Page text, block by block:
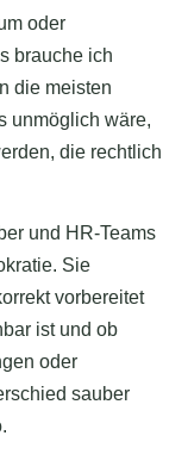
oder
brauche ich
die meisten
unmöglich wäre,
die rechtlich
und HR-Teams
Sie
vorbereitet
ist und ob
oder
sauber